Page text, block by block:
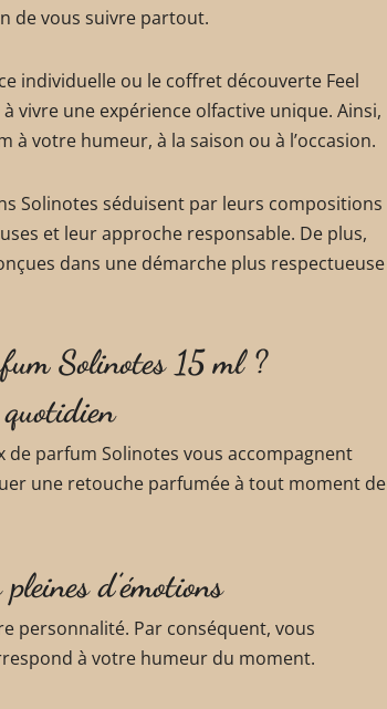
de vous suivre partout.
individuelle ou le coffret découverte Feel
vivre une expérience olfactive unique. Ainsi,
votre humeur, à la saison ou à l’occasion.
Solinotes séduisent par leurs compositions
et leur approche responsable. De plus,
dans une démarche plus respectueuse
Solinotes 15 ml ?
de parfum Solinotes vous accompagnent
une retouche parfumée à tout moment de
d’émotions
personnalité. Par conséquent, vous
à votre humeur du moment.